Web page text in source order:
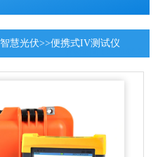
智慧光伏>>便携式IV测试仪